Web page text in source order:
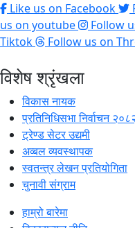
Like us on Facebook
us on youtube
Follow
Tiktok
Follow us on
विशेष श्रृंखला
विकास नायक
प्रतिनिधिसभा निर्वाचन
ट्रेण्ड सेटर उद्यमी
अव्बल व्यवस्थापक
स्वतन्त्र लेखन प्रतियोगिता
चुनावी संग्राम
हाम्रो बारेमा